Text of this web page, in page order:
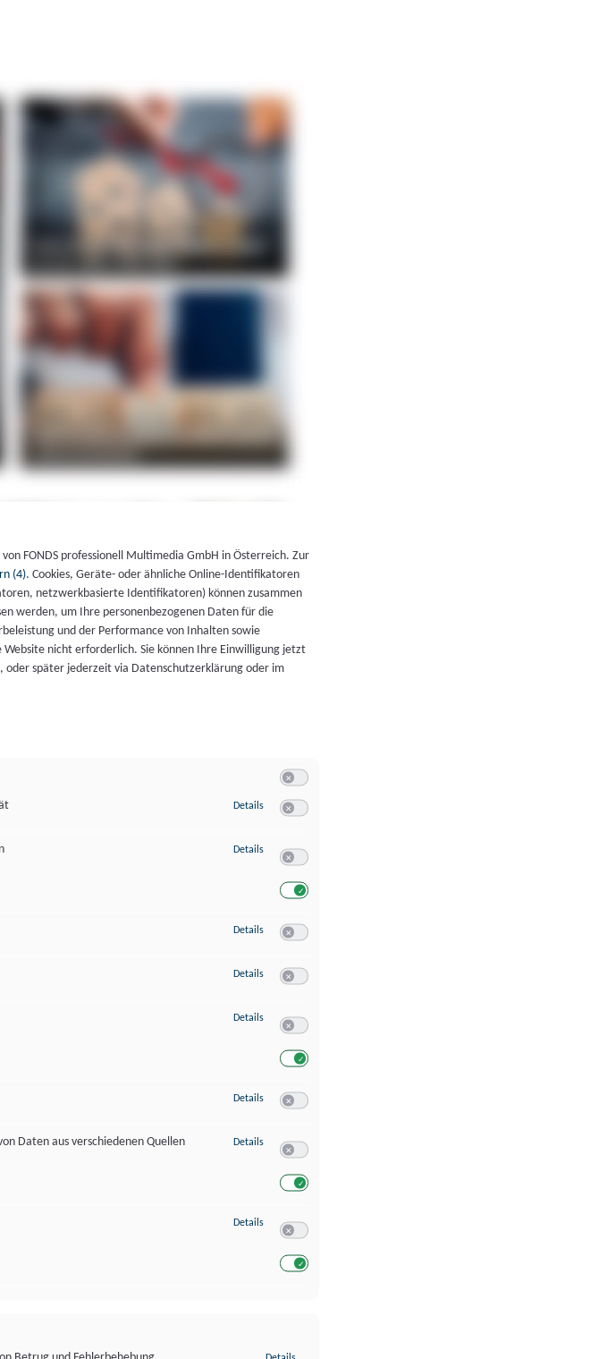
FONDS professionell Multimedia GmbH in Österreich. Zur
(4). Cookies, Geräte- oder ähnliche Online-Identifikatoren
netzwerkbasierte Identifikatoren) können zusammen
werden, um Ihre personenbezogenen Daten für die
und der Performance von Inhalten sowie
nicht erforderlich. Sie können Ihre Einwilligung jetzt
oder später jederzeit via Datenschutzerklärung oder im
Details zu Speichern von oder Zugriff auf Informationen auf einem Endgerät
Details zu Verwendung reduzierter Daten zur Auswahl von Werbeanzeigen
Details zu Erstellung von Profilen für personalisierte Werbung
Details zu Verwendung von Profilen zur Auswahl personalisierter Werbung
Details zu Messung der Werbeleistung
Details zu Messung der Performance von Inhalten
Daten aus verschiedenen Quellen
Details zu Analyse von Zielgruppen durch Statistiken oder Kombinationen von
Details zu Entwicklung und Verbesserung der Angebote